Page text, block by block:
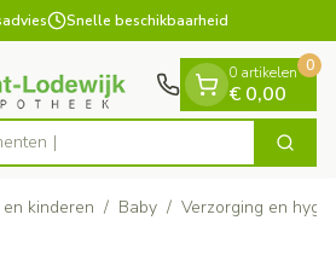
Snelle beschikbaarheid
Zoek
0 artikelen
€ 0,00
0
kinderen / Baby / Verzorging en